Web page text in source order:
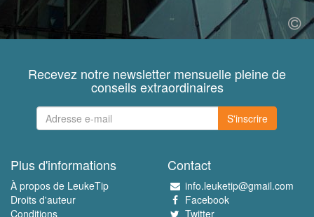
Recevez notre newsletter mensuelle pleine de
conseils extraordinaires
S'inscrire
Plus d'informations
À propos de LeukeTip
Droits d'auteur
Conditions
Contact
info.leuketip@gmail.com
Facebook
Twitter